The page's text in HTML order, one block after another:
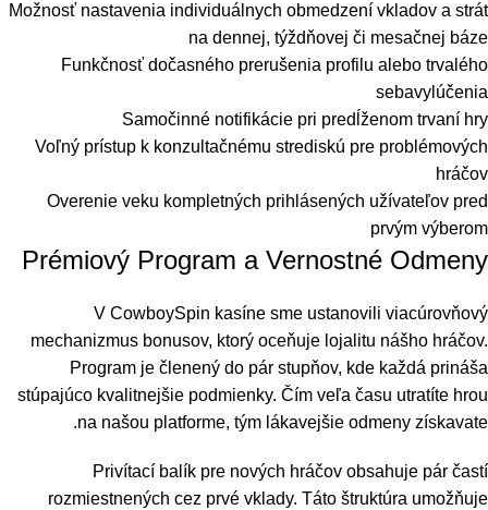
Možnosť nastavenia individuálnych obmedzení vkladov a strát
na dennej, týždňovej či mesačnej báze
Funkčnosť dočasného prerušenia profilu alebo trvalého
sebavylúčenia
Samočinné notifikácie pri predĺženom trvaní hry
Voľný prístup k konzultačnému strediskú pre problémových
hráčov
Overenie veku kompletných prihlásených užívateľov pred
prvým výberom
Prémiový Program a Vernostné Odmeny
V CowboySpin kasíne sme ustanovili viacúrovňový
mechanizmus bonusov, ktorý oceňuje lojalitu nášho hráčov.
Program je členený do pár stupňov, kde každá prináša
stúpajúco kvalitnejšie podmienky. Čím veľa času utratíte hrou
na našou platforme, tým lákavejšie odmeny získavate.
Privítací balík pre nových hráčov obsahuje pár častí
rozmiestnených cez prvé vklady. Táto štruktúra umožňuje